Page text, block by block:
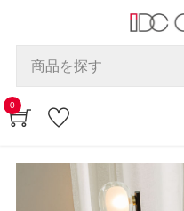
0